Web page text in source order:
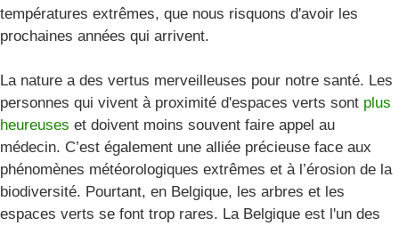
températures extrêmes, que nous risquons d'avoir les
prochaines années qui arrivent.
La nature a des vertus merveilleuses pour notre santé. Les
personnes qui vivent à proximité d'espaces verts sont plus
heureuses et doivent moins souvent faire appel au
médecin. C’est également une alliée précieuse face aux
phénomènes météorologiques extrêmes et à l’érosion de la
biodiversité. Pourtant, en Belgique, les arbres et les
espaces verts se font trop rares. La Belgique est l'un des